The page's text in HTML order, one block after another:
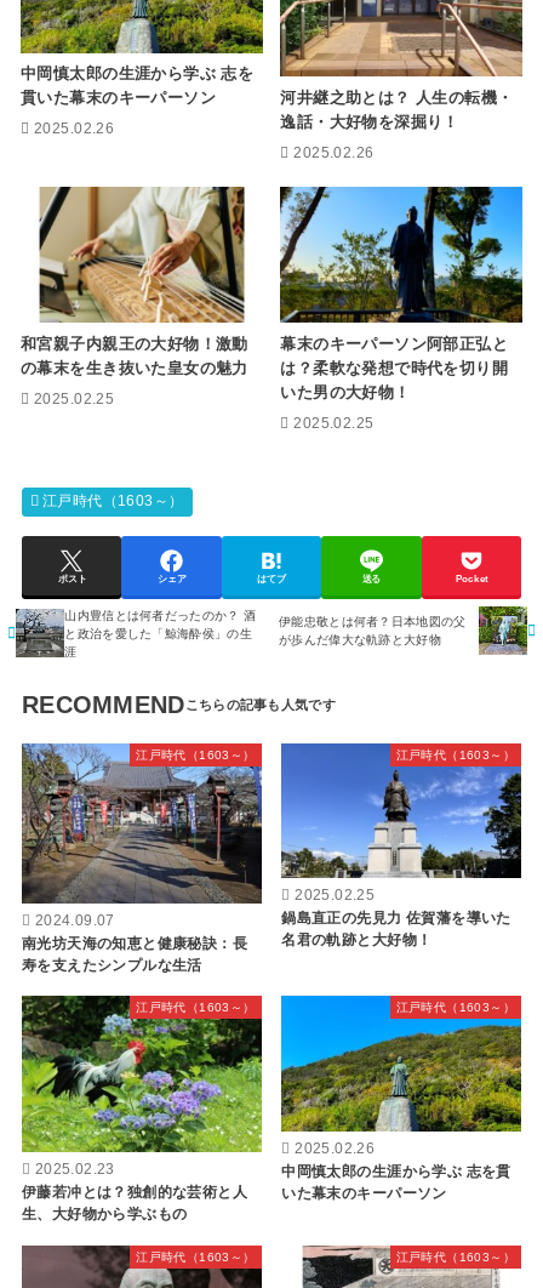
中岡慎太郎の生涯から学ぶ 志を
貫いた幕末のキーパーソン
2025.02.26
河井継之助とは？ 人生の転機・
逸話・大好物を深掘り！
2025.02.26
和宮親子内親王の大好物！激動
の幕末を生き抜いた皇女の魅力
2025.02.25
幕末のキーパーソン阿部正弘と
は？柔軟な発想で時代を切り開
いた男の大好物！
2025.02.25
江戸時代（1603～）
ポスト シェア はてブ 送る Pocket
山内豊信とは何者だったのか？ 酒
と政治を愛した「鯨海酔侯」の生
涯
伊能忠敬とは何者？日本地図の父
が歩んだ偉大な軌跡と大好物
RECOMMEND
江戸時代（1603～）
2024.09.07
南光坊天海の知恵と健康秘訣：長
寿を支えたシンプルな生活
江戸時代（1603～）
2025.02.25
鍋島直正の先見力 佐賀藩を導いた
名君の軌跡と大好物！
江戸時代（1603～）
2025.02.23
伊藤若冲とは？独創的な芸術と人
生、大好物から学ぶもの
江戸時代（1603～）
2025.02.26
中岡慎太郎の生涯から学ぶ 志を貫
いた幕末のキーパーソン
江戸時代（1603～） 江戸時代（1603～）